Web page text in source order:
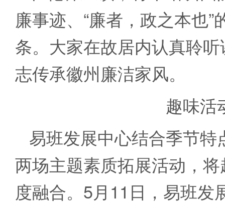
廉事迹、“廉者，政之本也
条。大家在故居内认真聆
志传承徽州廉洁家风。
趣味活
易班发展中心结合季节
两场主题素质拓展活动，
度融合。 5月11日，易班发